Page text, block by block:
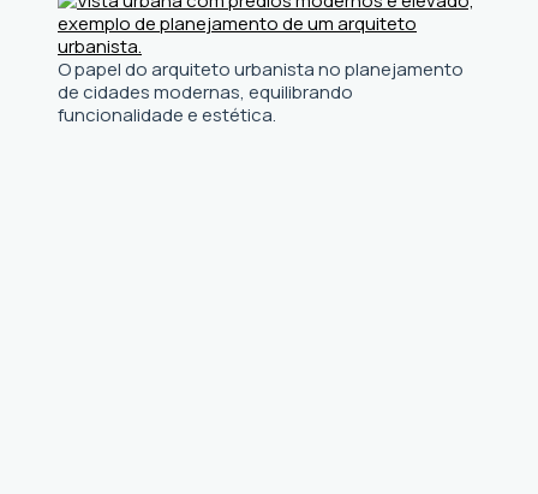
O papel do arquiteto urbanista no planejamento
de cidades modernas, equilibrando
funcionalidade e estética.